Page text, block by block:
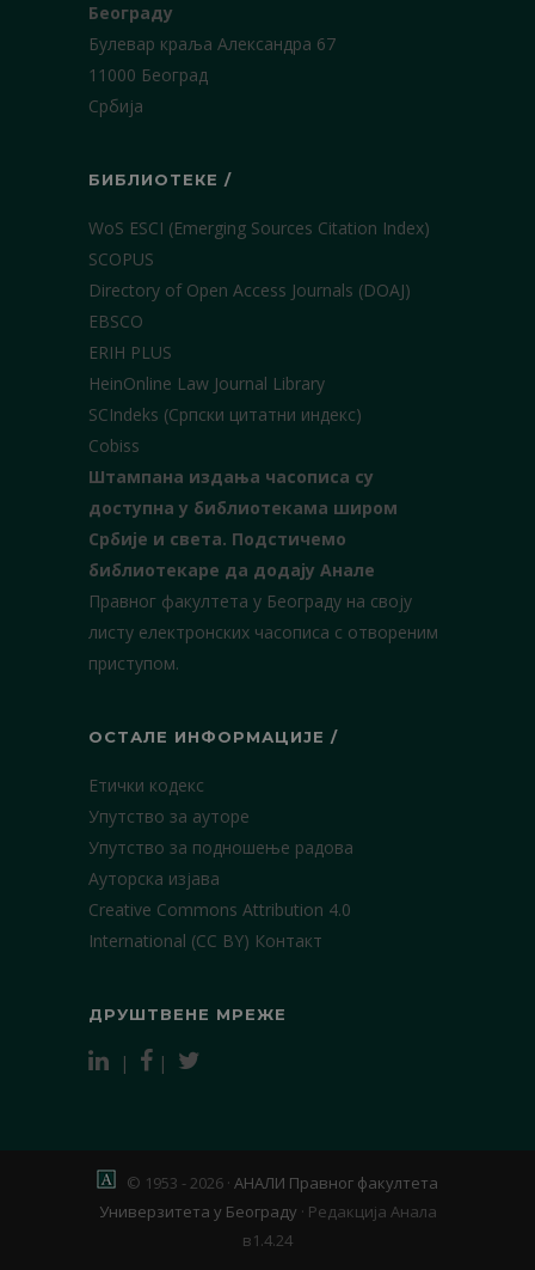
Београду
Булевар краља Александра 67
11000 Београд
Србија
БИБЛИОТЕКЕ /
WoS ESCI (Emerging Sources Citation Index)
SCOPUS
Directory of Open Access Journals (DOAJ)
EBSCO
ERIH PLUS
HeinOnline Law Journal Library
SCIndeks (Српски цитатни индекс)
Cobiss
Штампана издања часописа су
доступна у библиотекама широм
Србије и света. Подстичемо
библиотекаре да додају Анале
Правног факултета у Београду на своју
листу електронских часописа с отвореним
приступом.
ОСТАЛЕ ИНФОРМАЦИЈЕ /
Етички кодекс
Упутство за ауторе
Упутство за подношење радова
Ауторска изјава
Creative Commons Attribution 4.0
International (CC BY) Контакт
ДРУШТВЕНЕ МРЕЖЕ
| |
© 1953 - 2026 · АНАЛИ Правног факултета
Универзитета у Београду · Редакција Анала
в1.4.24